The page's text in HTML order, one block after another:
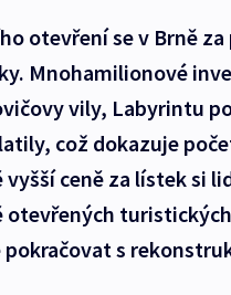
otevření se v Brně
Mnohamilionové
vily, Labyrintu
což dokazuje
vyšší ceně za lístek si
s